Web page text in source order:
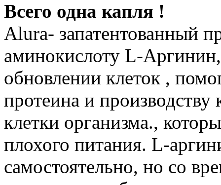
Всего одна капля !
Alura- запатентованный
аминокислоту L-
обновлении клеток ,
протеина и
клетки организма.,
плохого питания. L-
самостоятельно, но со